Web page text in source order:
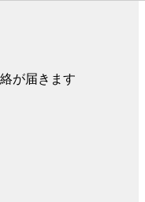
が届きます